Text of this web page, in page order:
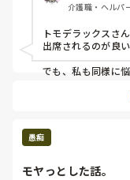
介護職・ヘルパ
トモデラックスさ
出席されるのが良
でも、私も同様に
ないですよね…
よろしいのではな
愚痴
モヤっとした話。